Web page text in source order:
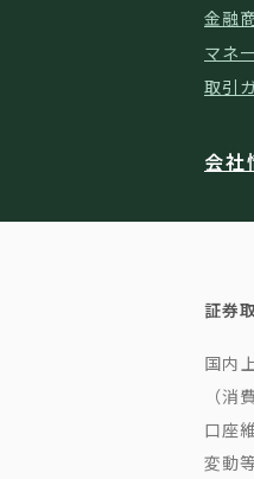
金融
マネ
取引
会社
証券
国内
（
口座
変動